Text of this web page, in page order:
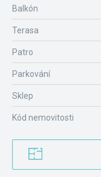
Balkón
Terasa
Patro
Parkování
Sklep
Kód nemovitosti